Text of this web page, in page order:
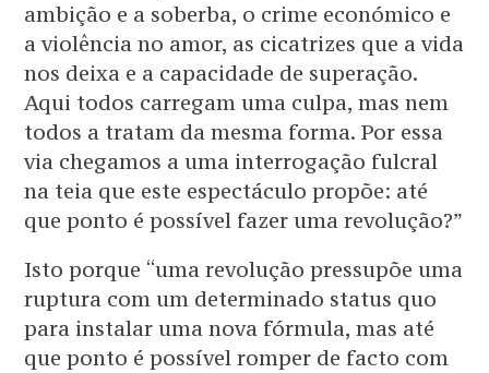
ambição e a soberba, o crime económico e
a violência no amor, as cicatrizes que a vida
nos deixa e a capacidade de superação.
Aqui todos carregam uma culpa, mas nem
todos a tratam da mesma forma. Por essa
via chegamos a uma interrogação fulcral
na teia que este espectáculo propõe: até
que ponto é possível fazer uma revolução?”
Isto porque “uma revolução pressupõe uma
ruptura com um determinado status quo
para instalar uma nova fórmula, mas até
que ponto é possível romper de facto com